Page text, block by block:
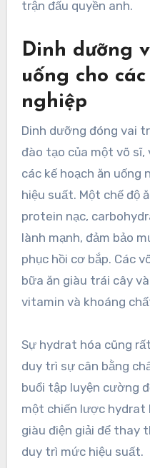
trận đấu quyền anh.
Dinh dưỡng
uống cho
nghiệp
Dinh dưỡng đóng vai
đào tạo của một võ
các kế hoạch ăn uống
hiệu suất. Một chế độ
protein nạc,
lành mạnh, đảm bảo
phục hồi cơ bắp. Các
bữa ăn giàu trái cây
vitamin và khoáng
Sự hydrat hóa cũng
duy trì sự cân bằng
buổi tập luyện cường
một chiến lược hydrat
giàu điện giải để thay
duy trì mức hiệu suất.